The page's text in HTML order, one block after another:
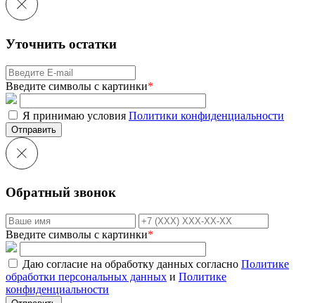
Уточнить остатки
Введите символы с картинки*
Я принимаю условия Политики конфиденциальности
Отправить
Обратный звонок
Введите символы с картинки*
Даю согласие на обработку данных согласно Политике
обработки персональных данных и Политике
конфиденциальности